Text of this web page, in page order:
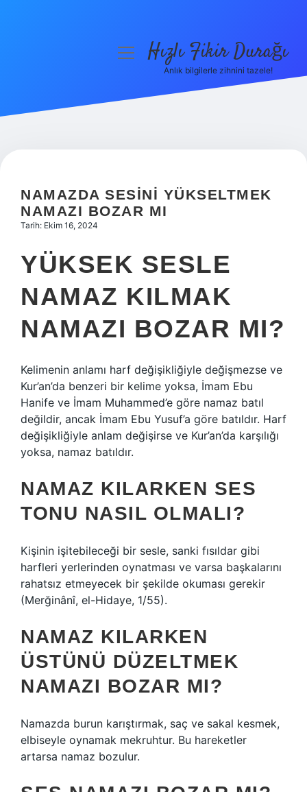
Hakkımızda
menüyüHızlı Fikir Durağı
Anlık bilgilerle zihnini tazele!
NAMAZDA SESINI YÜKSELTMEK
NAMAZI BOZAR MI
Tarih: Ekim 16, 2024
YÜKSEK SESLE
NAMAZ KILMAK
NAMAZI BOZAR MI?
Kelimenin anlamı harf değişikliğiyle değişmezse ve
Kur’an’da benzeri bir kelime yoksa, İmam Ebu
Hanife ve İmam Muhammed’e göre namaz batıl
değildir, ancak İmam Ebu Yusuf’a göre batıldır. Harf
değişikliğiyle anlam değişirse ve Kur’an’da karşılığı
yoksa, namaz batıldır.
NAMAZ KILARKEN SES
TONU NASIL OLMALI?
Kişinin işitebileceği bir sesle, sanki fısıldar gibi
harfleri yerlerinden oynatması ve varsa başkalarını
rahatsız etmeyecek bir şekilde okuması gerekir
(Merğinânî, el-Hidaye, 1/55).
NAMAZ KILARKEN
ÜSTÜNÜ DÜZELTMEK
NAMAZI BOZAR MI?
Namazda burun karıştırmak, saç ve sakal kesmek,
elbiseyle oynamak mekruhtur. Bu hareketler
artarsa ​​namaz bozulur.